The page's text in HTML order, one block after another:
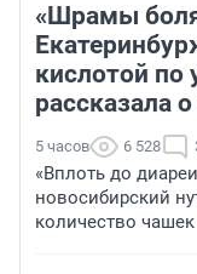
«Шрамы
кислотой по
рассказала
5 часов 6 528
«Вплоть до
новосибирский
количество чашек